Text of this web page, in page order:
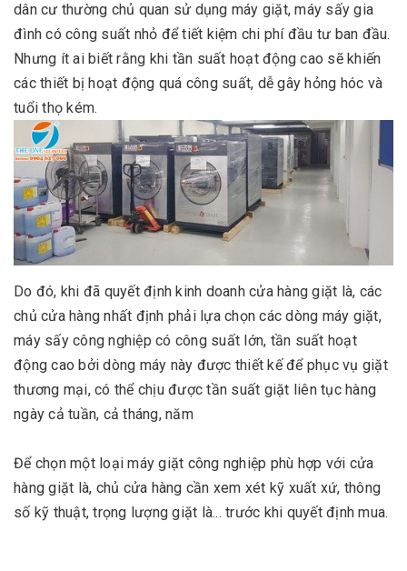
dân cư thường chủ quan sử dụng máy giặt, máy sấy gia
đình có công suất nhỏ để tiết kiệm chi phí đầu tư ban đầu.
Nhưng ít ai biết rằng khi tần suất hoạt động cao sẽ khiến
các thiết bị hoạt động quá công suất, dễ gây hỏng hóc và
tuổi thọ kém.
Do đó, khi đã quyết định kinh doanh cửa hàng giặt là, các
chủ cửa hàng nhất định phải lựa chọn các dòng máy giặt,
máy sấy công nghiệp có công suất lớn, tần suất hoạt
động cao bởi dòng máy này được thiết kế để phục vụ giặt
thương mại, có thể chịu được tần suất giặt liên tục hàng
ngày cả tuần, cả tháng, năm
Để chọn một loại máy giặt công nghiệp phù hợp với cửa
hàng giặt là, chủ cửa hàng cần xem xét kỹ xuất xứ, thông
số kỹ thuật, trọng lượng giặt là... trước khi quyết định mua.